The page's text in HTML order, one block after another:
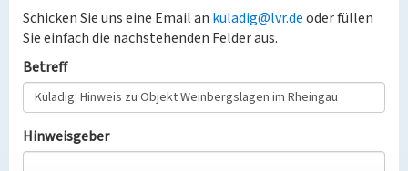
Schicken Sie uns eine Email an kuladig@lvr.deoder füllen
Sie einfach die nachstehenden Felder aus.
Betreff
Hinweisgeber